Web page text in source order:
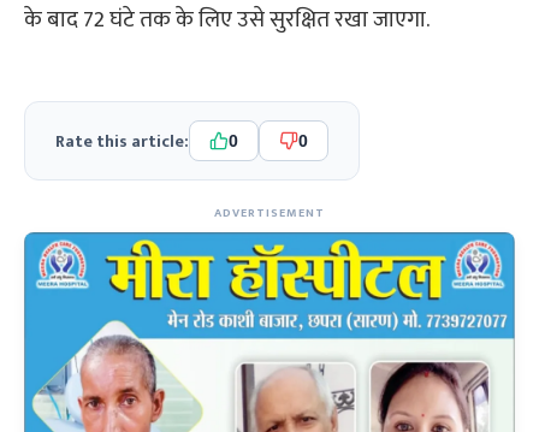
के बाद 72 घंटे तक के लिए उसे सुरक्षित रखा जाएगा.
Rate this article: 0 0
ADVERTISEMENT